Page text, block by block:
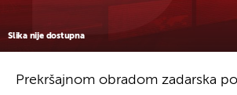
Slika nije dostupna
Prekršajnom obradom zadarska